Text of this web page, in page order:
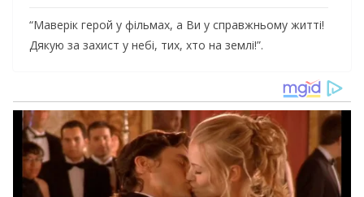
“Маверік герой у фільмах, а Ви у справжньому житті!
Дякую за захист у небі, тих, хто на землі!”.